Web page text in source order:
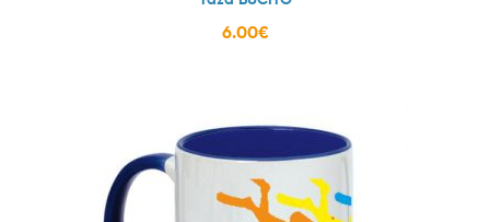
6.00€